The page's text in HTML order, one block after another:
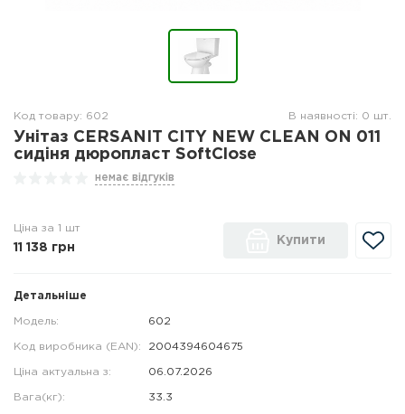
Код товару: 602 В наявності: 0 шт.
Унітаз CERSANIT CITY NEW CLEAN ON 011
сидіня дюропласт SoftClose
немає відгуків
Ціна за 1 шт
11 138 грн
Купити
Детальніше
Модель: 602
Код виробника (EAN): 2004394604675
Ціна актуальна з: 06.07.2026
Вага(кг): 33.3